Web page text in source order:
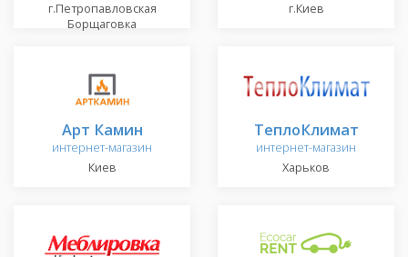
г.Петропавловская
Борщаговка
г.Киев
Арт Камин
интернет-магазин
Киев
ТеплоКлимат
интернет-магазин
Харьков